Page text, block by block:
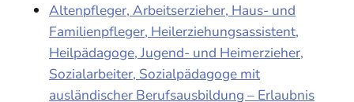
Altenpfleger, Arbeitserzieher, Haus- und
Familienpfleger, Heilerziehungsassistent,
Heilpädagoge, Jugend- und Heimerzieher,
Sozialarbeiter, Sozialpädagoge mit
ausländischer Berufsausbildung – Erlaubnis